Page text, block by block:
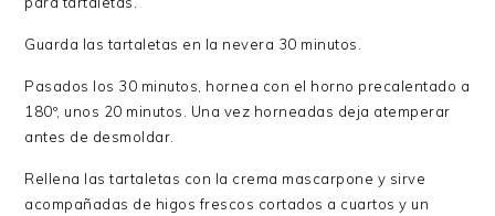
Guarda las tartaletas en la nevera 30 minutos.
Pasados los 30 minutos, hornea con el horno precalentado a
180º, unos 20 minutos. Una vez horneadas deja atemperar
antes de desmoldar.
Rellena las tartaletas con la crema mascarpone y sirve
acompañadas de higos frescos cortados a cuartos y un